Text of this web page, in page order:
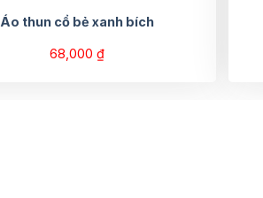
Áo thun cổ bẻ xanh bích
68,000₫